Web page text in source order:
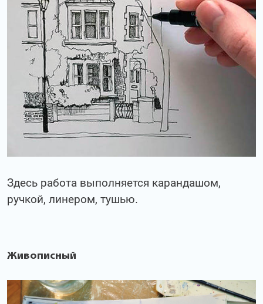
Здесь работа выполняется карандашом,
ручкой, линером, тушью.
Живописный